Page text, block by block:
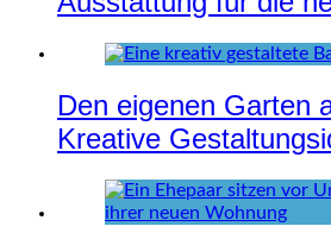
Den eigenen Garten
Kreative